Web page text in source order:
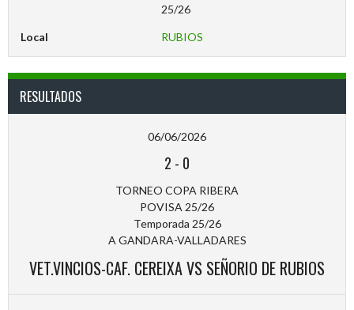
25/26
Local RUBIOS
RESULTADOS
06/06/2026
2 - 0
TORNEO COPA RIBERA
POVISA 25/26
Temporada 25/26
A GANDARA-VALLADARES
VET.VINCIOS-CAF. CEREIXA VS SEÑORIO DE RUBIOS